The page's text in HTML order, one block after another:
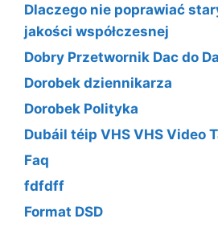
Dlaczego nie poprawiać
jakości współczesnej
Dobry Przetwornik Dac do
Dorobek dziennikarza
Dorobek Polityka
Dubáil téip VHS VHS Video
Faq
fdfdff
Format DSD